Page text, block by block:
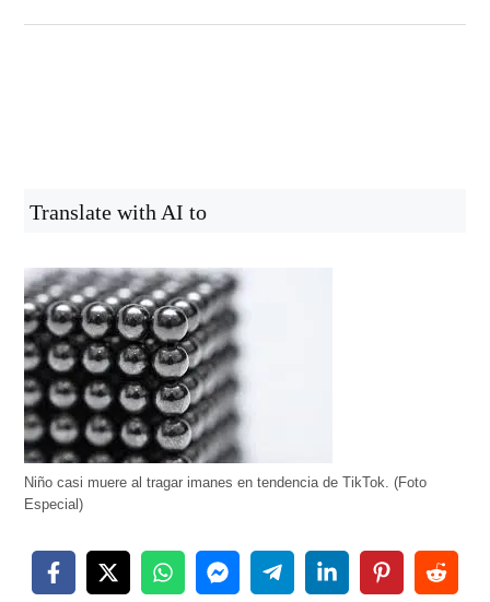
Translate with AI to
Niño casi muere al tragar imanes en tendencia de TikTok. (Foto
Especial)